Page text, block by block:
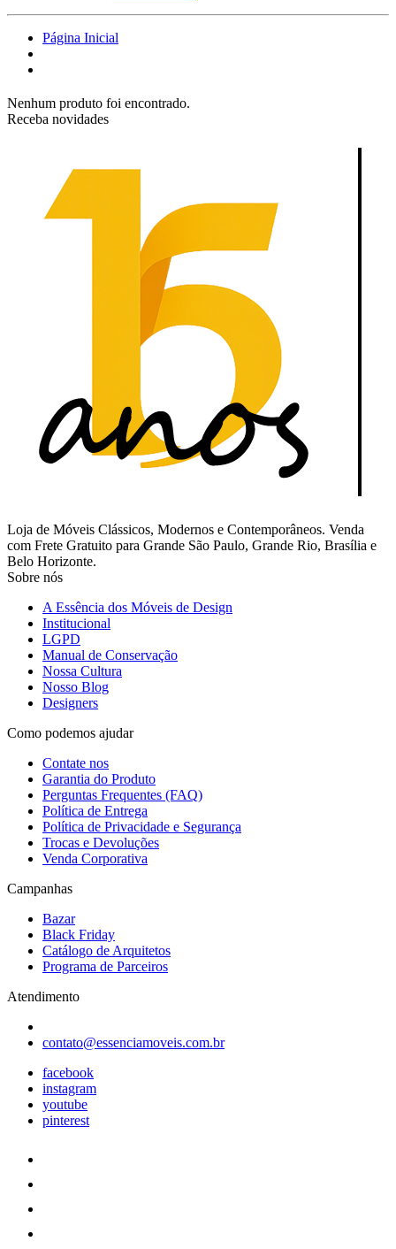
Página Inicial
Nenhum produto foi encontrado.
Receba novidades
Loja de Móveis Clássicos, Modernos e Contemporâneos. Venda
com Frete Gratuito para Grande São Paulo, Grande Rio, Brasília e
Belo Horizonte.
Sobre nós
A Essência dos Móveis de Design
Institucional
LGPD
Manual de Conservação
Nossa Cultura
Nosso Blog
Designers
Como podemos ajudar
Contate nos
Garantia do Produto
Perguntas Frequentes (FAQ)
Política de Entrega
Política de Privacidade e Segurança
Trocas e Devoluções
Venda Corporativa
Campanhas
Bazar
Black Friday
Catálogo de Arquitetos
Programa de Parceiros
Atendimento
contato@essenciamoveis.com.br
facebook
instagram
youtube
pinterest